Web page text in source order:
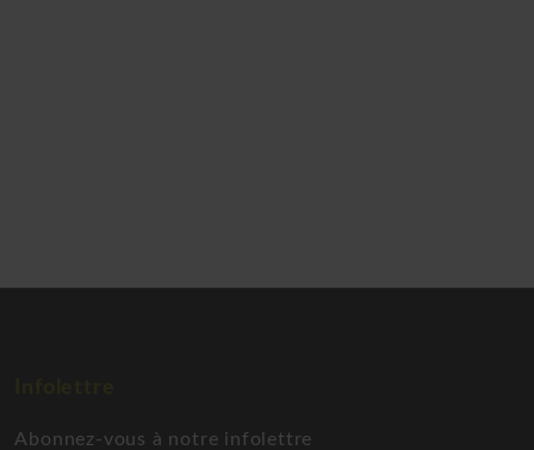
Abonnez-vous à notre infolettre